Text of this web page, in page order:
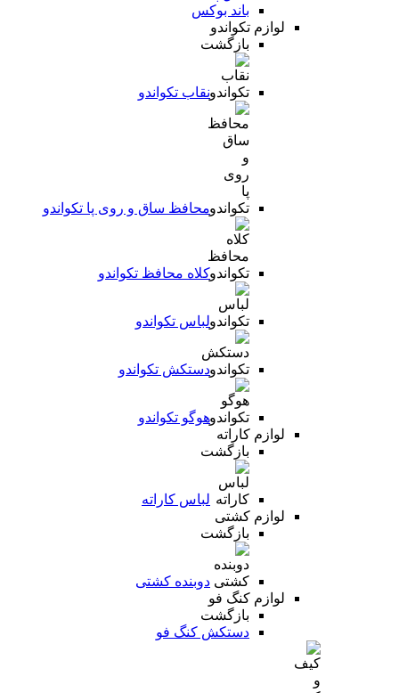
باند بوکس
لوازم تکواندو
بازگشت
نقاب تکواندو
محافظ ساق و روی پا تکواندو
کلاه محافظ تکواندو
لباس تکواندو
دستکش تکواندو
هوگو تکواندو
لوازم کاراته
بازگشت
لباس کاراته
لوازم کشتی
بازگشت
دوبنده کشتی
لوازم کنگ فو
بازگشت
دستکش کنگ فو